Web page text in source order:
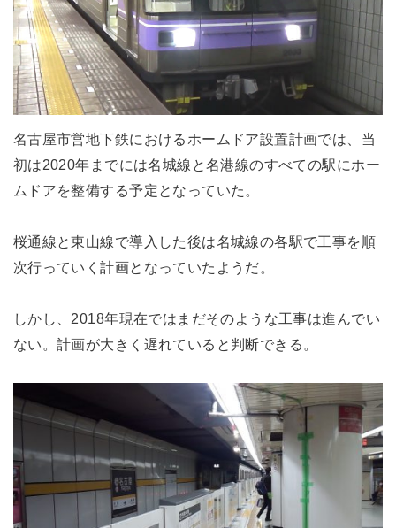
名古屋市営地下鉄におけるホームドア設置計画では、当
初は2020年までには名城線と名港線のすべての駅にホー
ムドアを整備する予定となっていた。
桜通線と東山線で導入した後は名城線の各駅で工事を順
次行っていく計画となっていたようだ。
しかし、2018年現在ではまだそのような工事は進んでい
ない。計画が大きく遅れていると判断できる。